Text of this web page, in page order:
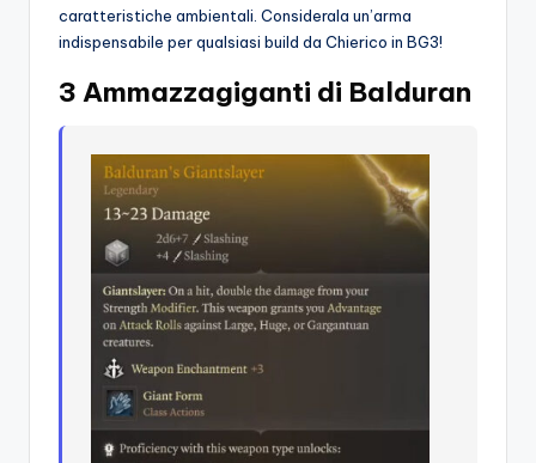
caratteristiche ambientali. Considerala un’arma
indispensabile per qualsiasi build da Chierico in BG3!
3 Ammazzagiganti di Balduran